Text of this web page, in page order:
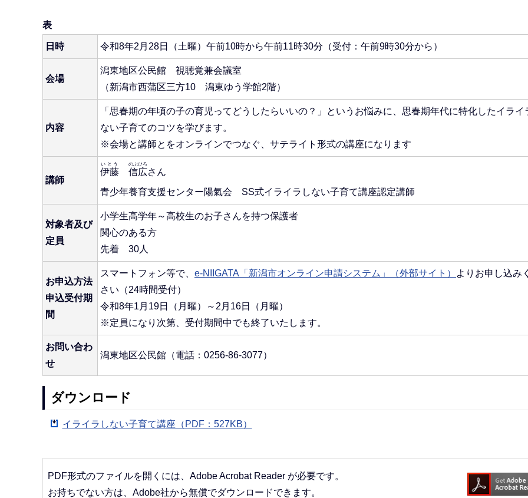
表
日時 令和8年2月28日（土曜）午前10時から午前11時30分（受付：午前9時30分から）
会場
潟東地区公民館 視聴覚兼会議室
（新潟市西蒲区三方10 潟東ゆう学館2階）
内容
「思春期の年頃の子の育児ってどうしたらいいの？」というお悩みに、思春期年代に特化したイライ
ない子育てのコツを学びます。
※会場と講師とをオンラインでつなぐ、サテライト形式の講座になります
講師
伊藤
いとう
信広
のぶひろ
さん
青少年養育支援センター陽氣会 SS式イライラしない子育て講座認定講師
対象者及び
定員
小学生高学年～高校生のお子さんを持つ保護者
関心のある方
先着 30人
お申込方法
申込受付期
間
スマートフォン等で、 e-NIIGATA「新潟市オンライン申請システム」（外部サイト）
よりお申し込み
さい（24時間受付）
令和8年1月19日（月曜）～2月16日（月曜）
※定員になり次第、受付期間中でも終了いたします。
お問い合わ
せ
潟東地区公民館（電話：0256-86-3077）
ダウンロード
イライラしない子育て講座（PDF：527KB）
PDF形式のファイルを開くには、Adobe Acrobat Reader が必要です。
お持ちでない方は、Adobe社から無償でダウンロードできます。